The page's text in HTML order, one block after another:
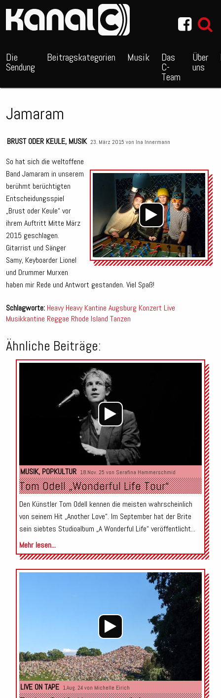
Die
Sendung
Beitragskategorien Musik Das
C-
Team
Über
uns
Jamaram
BRUST ODER KEULE, MUSIK 23. März 2015 von Ina Innermann
So hat sich die weltoffene
Band Jamaram in unserem
berühmt berüchtigten
Entscheidungsspiel
„Brust oder Keule“ vor
ihrem Auftritt Mitte März
2015 geschlagen.
Gitarrist und Sänger
Samy, Keyboarder Lionel
und Drummer Murxen
haben mir Rede und Antwort gestanden. Viel Spaß!
Schlagworte: Heavy Heavy Kantine Augsburg Konzert Live
Musikkantine Reggae Rhode Island Tanzen
Ähnliche Beiträge:
Audio-
Player
MUSIK, POPKULTUR 18.Nov. 25 von Serafina Hammerschmid
Tom Odell „Wonderful Life Tour“
Den Künstler Tom Odell kennen die meisten wahrscheinlich
von seinem Hit „Another Love“. Im September hat der Brite
sein siebtes Studioalbum „A Wonderful Life“ veröffentlicht...
Mehr lesen...
Audio-
Player
LIVE ON TAPE 1.Aug. 24 von Michelle Eirich